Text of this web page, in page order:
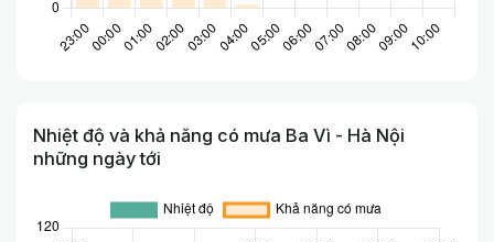
Nhiệt độ và khả năng có mưa Ba Vì - Hà Nội
những ngày tới